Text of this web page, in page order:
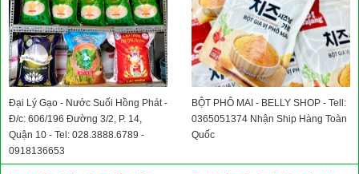
Đại Lý Gạo - Nước Suối Hồng Phát -
Đ/c: 606/196 Đường 3/2, P. 14,
Quận 10 - Tel: 028.3888.6789 -
0918136653
BỘT PHÔ MAI - BELLY SHOP - Tell:
0365051374 Nhận Ship Hàng Toàn
Quốc